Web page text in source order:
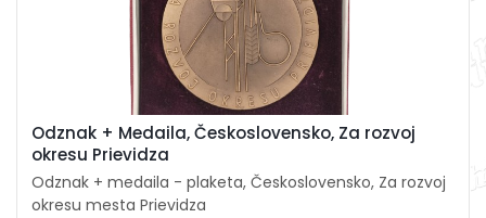
Odznak + Medaila, Československo, Za rozvoj
okresu Prievidza
Odznak + medaila - plaketa, Československo, Za rozvoj
okresu mesta Prievidza